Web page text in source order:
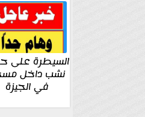
السيطرة على
نشب داخل
في الجيزة